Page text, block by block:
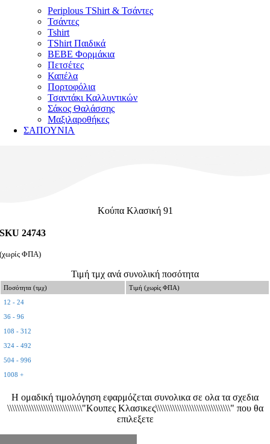
Periplous TShirt & Τσάντες
Τσάντες
Tshirt
TShirt Παιδικά
ΒΕΒΕ Φορμάκια
Πετσέτες
Καπέλα
Πορτοφόλια
Τσαντάκι Καλλυντικών
Σάκος Θαλάσσης
Μαξιλαροθήκες
ΣΑΠΟΥΝΙΑ
Κούπα Κλασική 91
SKU 24743
(χωρίς ΦΠΑ)
Τιμή τμχ ανά συνολική ποσότητα
Ποσότητα (τμχ)
Τιμή (χωρίς ΦΠΑ)
12 - 24
36 - 96
108 - 312
324 - 492
504 - 996
1008 +
Η ομαδική τιμολόγηση εφαρμόζεται συνολικα σε ολα τα σχεδια
\\\\\\\\\\\\\\\\\\\\\\\\\\\\\\\"Κουπες Κλασικες\\\\\\\\\\\\\\\\\\\\\\\\\\\\\\\" που θα
επιλεξετε